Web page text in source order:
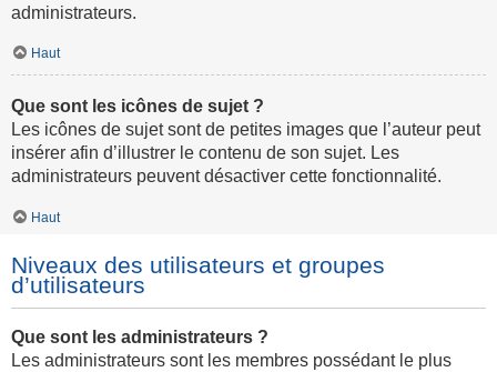
administrateurs.
Haut
Que sont les icônes de sujet ?
Les icônes de sujet sont de petites images que l’auteur peut
insérer afin d’illustrer le contenu de son sujet. Les
administrateurs peuvent désactiver cette fonctionnalité.
Haut
Niveaux des utilisateurs et groupes
d’utilisateurs
Que sont les administrateurs ?
Les administrateurs sont les membres possédant le plus